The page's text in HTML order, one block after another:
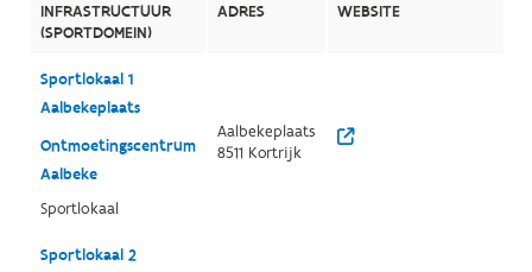
INFRASTRUCTUUR
(SPORTDOMEIN)
ADRES WEBSITE
Sportlokaal 1
Aalbekeplaats
Ontmoetingscentrum
Aalbeke
Sportlokaal
Aalbekeplaats
8511 Kortrijk
Sportlokaal 2